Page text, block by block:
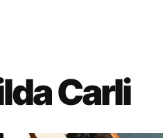
Carli